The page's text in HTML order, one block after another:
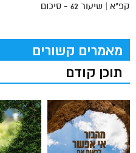
קפ"א | שיעור 62 - סיכום
מאמרים קשורים
תוכן קודם